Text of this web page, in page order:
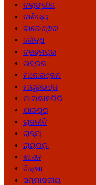
ବଲାଙ୍ଗୀର
ବାଣିଜ୍ୟ
ବାଲେଶ୍ଵର
ବୌଦ୍ଧ
ବ୍ରହ୍ମପୁର
ଭଦ୍ରକ
ମନୋରଞ୍ଜନ
ମୟୂରଭଞ୍ଜ
ମାଲକାନଗିରି
ଯାଜପୁର
ରାଜନୀତି
ରାଜ୍ୟ
ରାୟଗଡ଼ା
ଶାସନ
ଶିକ୍ଷା
ସମ୍ପାଦକୀୟ